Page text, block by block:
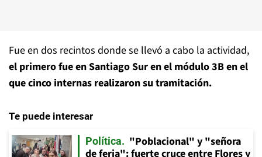
Fue en dos recintos donde se llevó a cabo la actividad,
el primero fue en Santiago Sur en el módulo 3B en el
que cinco internas realizaron su tramitación.
Te puede interesar
Política
"Poblacional" y "señora
de feria": fuerte cruce entre Flores y